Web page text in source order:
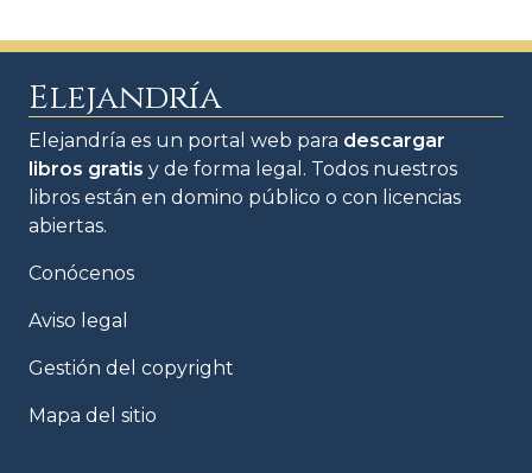
Elejandría
Elejandría es un portal web para descargar
libros gratis y de forma legal. Todos nuestros
libros están en domino público o con licencias
abiertas.
Conócenos
Aviso legal
Gestión del copyright
Mapa del sitio